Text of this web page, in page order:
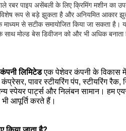
रबर पाइप असेंबली के लिए क्रिमिंग मशीन का
रूप से बड़े झुकता है और अनियमित आकार
माध्यम से सटीक समायोजित किया जा सकता है।
साथ मोल्ड बेस डिवीजन को और भी अधिक बनाता
लिमिटेडएक पेशेवर कंपनी के विकास में
पावर स्टीयरिंग पंप, स्टीयरिंग
स्पेयर पार्ट्स और निलंबन सामान। हम
आपूर्ति करते हैं।